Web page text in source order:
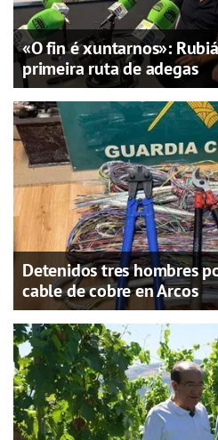
«O fin é xuntarnos»:
primeira ruta de adegas
Detenidos tres hombres
cable de cobre en Arcos